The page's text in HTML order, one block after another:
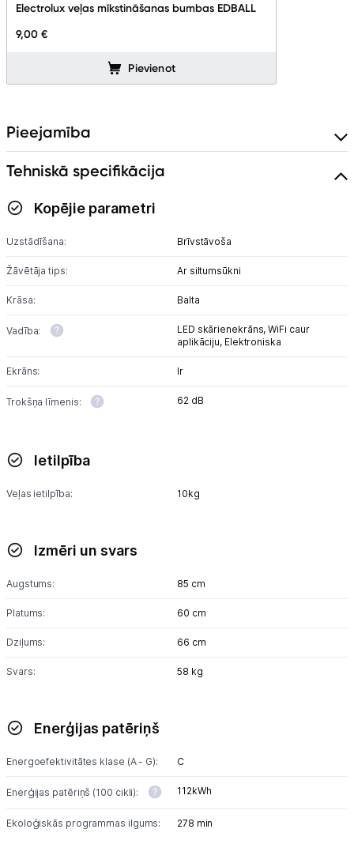
Electrolux veļas mīkstināšanas bumbas EDBALL
9,00 €
Pievienot
Pieejamība
Tehniskā specifikācija
Kopējie parametri
Uzstādīšana: Brīvstāvoša
Žāvētāja tips: Ar siltumsūkni
Krāsa: Balta
Vadība: LED skārienekrāns,WiFi caur
aplikāciju, Elektroniska
Ekrāns: Ir
Trokšņa līmenis: 62 dB
Ietilpība
Veļas ietilpība: 10kg
Izmēri un svars
Augstums: 85 cm
Platums: 60 cm
Dziļums: 66 cm
Svars: 58 kg
Enerģijas patēriņš
Energoefektivitātes klase (A - G): C
Enerģijas patēriņš (100 cikli): 112kWh
Ekoloģiskās programmas ilgums: 278 min